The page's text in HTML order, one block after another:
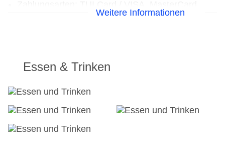
Haustiere nicht erlaubt
Sprachen: englisch, spanisch, französisch
Tagungseinrichtungen: Konferenzräume: 9,
klimatisierte Tagungsräume, Tagungsequipment:
gegen Gebühr
Größe des Hotels/Anlage: 6,87 ha
Landeskategorie: 5 Sterne
Weitere Informationen
Essen & Trinken